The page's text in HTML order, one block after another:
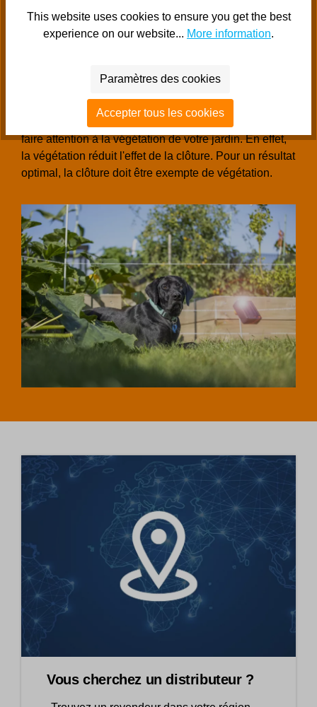
est facile. Votre animal peut jouer librement sans
s'enfuir et vous profiterez longtemps d'une clôture pour
Conseils pour le montage de la clôture
La mise en place d'une clôture est très facile. Un
conseil lors de la mise en place de la clôture est de
faire attention à la végétation de votre jardin. En effet,
la végétation réduit l'effet de la clôture. Pour un résultat
optimal, la clôture doit être exempte de végétation.
Vous cherchez un distributeur ?
This website uses cookies to ensure you get the best
experience on our website... More information.
Paramètres des cookies
Accepter tous les cookies